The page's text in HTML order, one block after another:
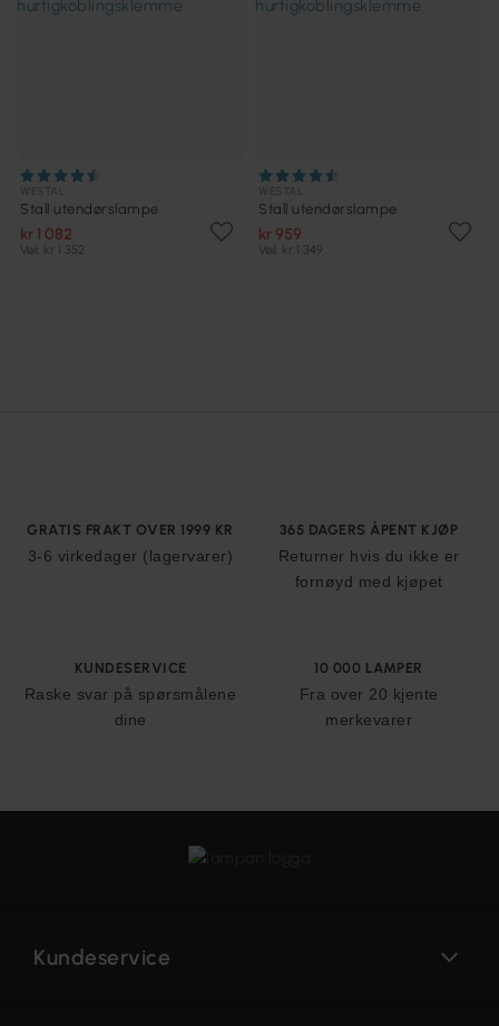
Stall utendørslampe
kr 1 082
Veil. kr 1 352
Stall utendørslampe
kr 959
Veil. kr 1 349
GRATIS FRAKT OVER 1999 KR
3-6 virkedager (lagervarer)
365 DAGERS ÅPENT KJØP
Returner hvis du ikke er
fornøyd med kjøpet
KUNDESERVICE
Raske svar på spørsmålene
dine
10 000 LAMPER
Fra over 20 kjente
merkevarer
Kundeservice